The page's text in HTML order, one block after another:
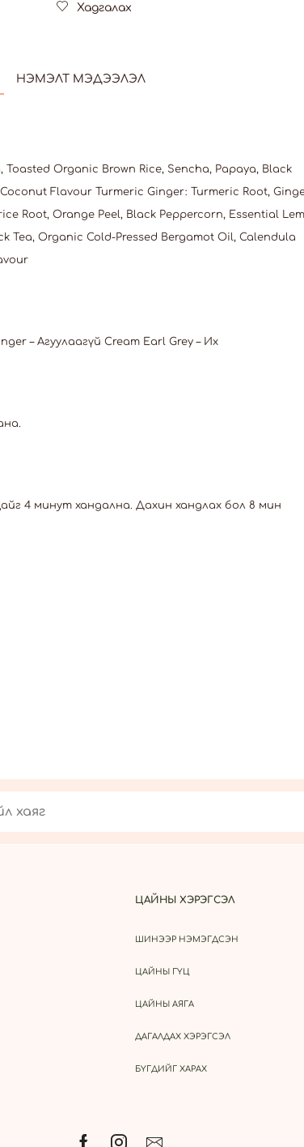
Хадгалах
НЭМЭЛТ МЭДЭЭЛЭЛ
Toasted Organic Brown Rice, Sencha, Papaya, Black
Flavour Turmeric Ginger: Turmeric Root,
Root, Orange Peel, Black Peppercorn, Essential
Tea, Organic Cold-Pressed Bergamot Oil, Calendula
– Агуулаагүй Cream Earl Grey – Их
4 минут хандална. Дахин хандлах бол 8 мин
ЦАЙНЫ ХЭРЭГСЭЛ
ШИНЭЭР НЭМЭГДСЭН
ЦАЙНЫ ГҮЦ
ЦАЙНЫ АЯГА
ДАГАЛДАХ ХЭРЭГСЭЛ
БҮГДИЙГ ХАРАХ